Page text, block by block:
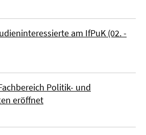
am IfPuK (02. -
Politik- und
eröffnet